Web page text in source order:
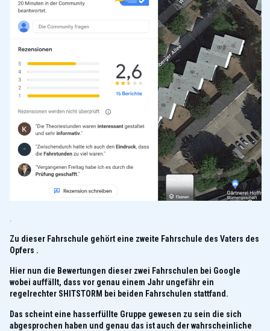
.
Zu dieser Fahrschule gehört eine zweite Fahrschule des Vaters des
Opfers .
Hier nun die Bewertungen dieser zwei Fahrschulen bei Google
wobei auffällt, dass vor genau einem Jahr ungefähr ein
regelrechter SHITSTORM bei beiden Fahrschulen stattfand.
Das scheint eine hasserfüllte Gruppe gewesen zu sein die sich
abgesprochen haben und genau das ist auch der wahrscheinliche